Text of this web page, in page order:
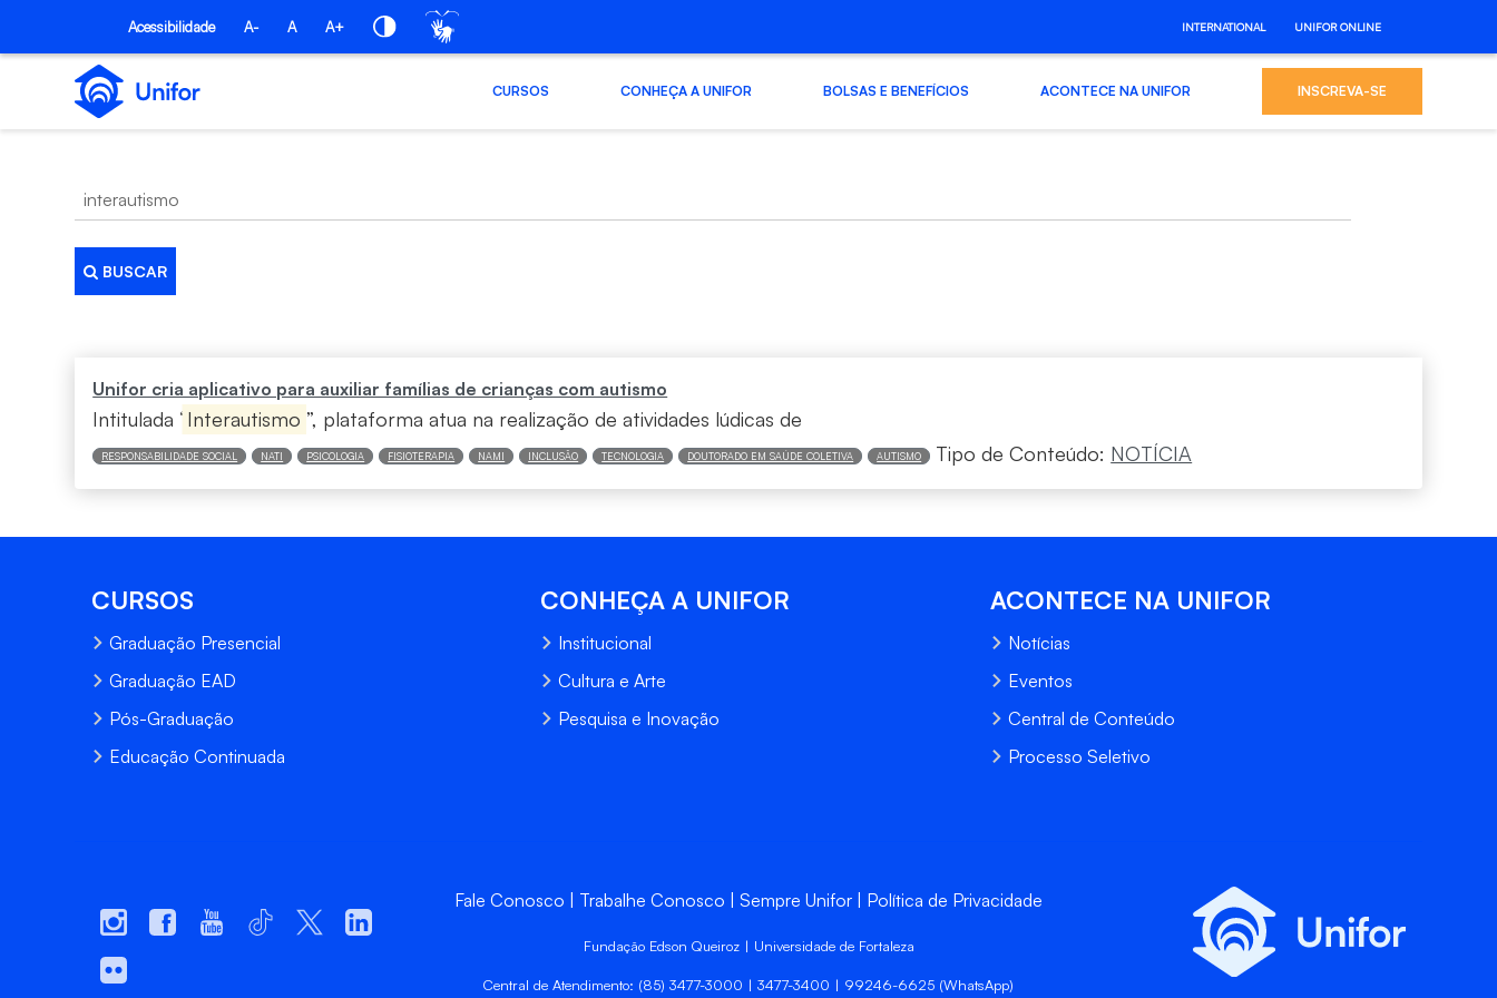
Pular para o Conteúdo principal
Acessibilidade A- A A+ INTERNATIONAL UNIFOR ONLINE
CURSOS CONHEÇA A UNIFOR BOLSAS E BENEFÍCIOS ACONTECE NA UNIFOR INSCREVA-SE
BUSCAR
Unifor cria aplicativo para auxiliar famílias de crianças com autismo
Intitulada “ Interautismo ”, plataforma atua na realização de atividades lúdicas de
RESPONSABILIDADE SOCIAL NATI PSICOLOGIA FISIOTERAPIA NAMI INCLUSÃO TECNOLOGIA DOUTORADO EM SAÚDE COLETIVA AUTISMO Tipo de Conteúdo: NOTÍCIA
CURSOS
Graduação Presencial
Graduação EAD
Pós-Graduação
Educação Continuada
CONHEÇA A UNIFOR
Institucional
Cultura e Arte
Pesquisa e Inovação
ACONTECE NA UNIFOR
Notícias
Eventos
Central de Conteúdo
Processo Seletivo
Fale Conosco Trabalhe Conosco Sempre Unifor Política de Privacidade
Fundação Edson Queiroz | Universidade de Fortaleza
Central de Atendimento: (85) 3477-3000 | 3477-3400 | 99246-6625 (WhatsApp)